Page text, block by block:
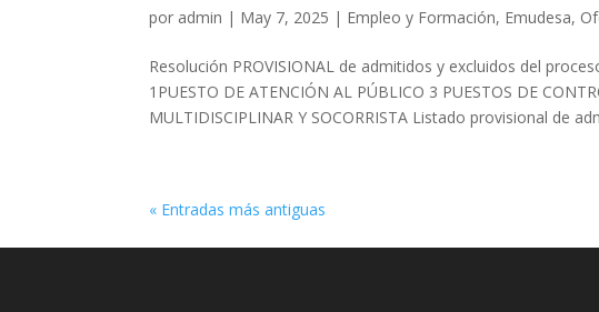
por admin | May 7, 2025 | Empleo y Formación, Emudesa,
Resolución PROVISIONAL de admitidos y excluidos del
1PUESTO DE ATENCIÓN AL PÚBLICO 3 PUESTOS DE
MULTIDISCIPLINAR Y SOCORRISTA Listado provisional de
« Entradas más antiguas